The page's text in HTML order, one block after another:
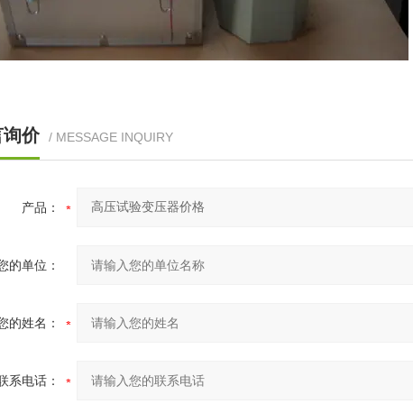
价 / MESSAGE INQUIRY
产品：
的单位：
的姓名：
系电话：